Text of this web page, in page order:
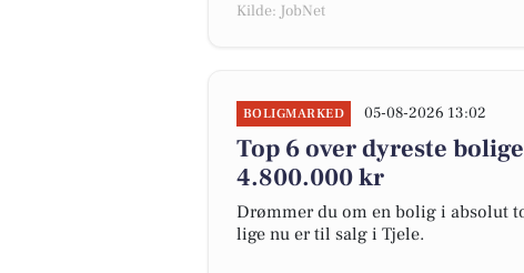
Kilde: JobNet
BOLIGMARKED 05-08-2026 13:02
Top 6 over dyreste
4.800.000 kr
Drømmer du om en bolig i absolut
lige nu er til salg i Tjele.